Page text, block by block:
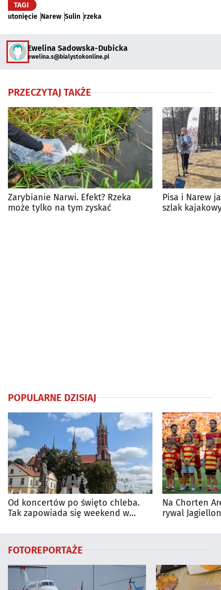
TAGI
utonięcie Narew Sulin rzeka
Ewelina Sadowska-Dubicka
ewelina.s@bialystokonline.pl
PRZECZYTAJ TAKŻE
Zarybianie Narwi. Efekt? Rzeka
może tylko na tym zyskać
Pisa i Narew
szlak
POPULARNE DZISIAJ
Od koncertów po święto chleba.
Tak zapowiada się weekend w
Na Chorten
rywal
FOTOREPORTAŻE